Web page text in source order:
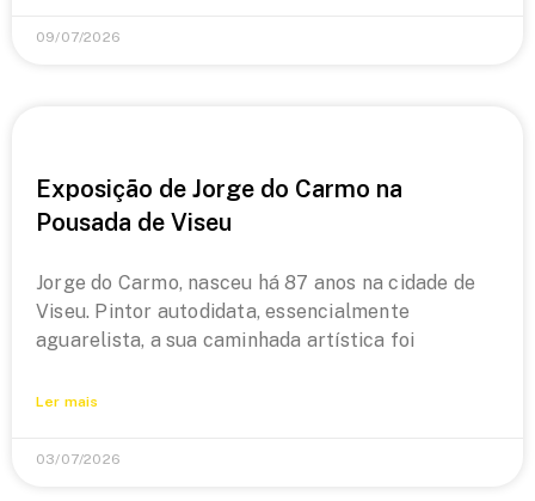
09/07/2026
Exposição de Jorge do Carmo na
Pousada de Viseu
Jorge do Carmo, nasceu há 87 anos na cidade de
Viseu. Pintor autodidata, essencialmente
aguarelista, a sua caminhada artística foi
Ler mais
03/07/2026